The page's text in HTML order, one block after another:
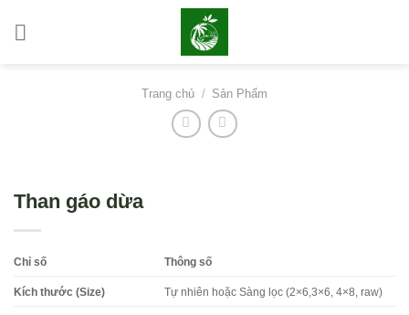
Trang chủ / Sản Phẩm
Than gáo dừa
Chỉ số Thông số
Kích thước (Size) Tự nhiên hoặc Sàng lọc (2×6,3×6, 4×8, raw)